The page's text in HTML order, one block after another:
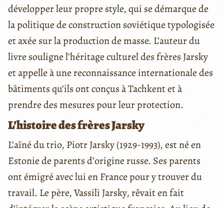
développer leur propre style, qui se démarque de
la politique de construction soviétique typologisée
et axée sur la production de masse. L’auteur du
livre souligne l’héritage culturel des frères Jarsky
et appelle à une reconnaissance internationale des
bâtiments qu’ils ont conçus à Tachkent et à
prendre des mesures pour leur protection.
L’histoire des frères Jarsky
L’aîné du trio, Piotr Jarsky (1929-1993), est né en
Estonie de parents d’origine russe. Ses parents
ont émigré avec lui en France pour y trouver du
travail. Le père, Vassili Jarsky, rêvait en fait